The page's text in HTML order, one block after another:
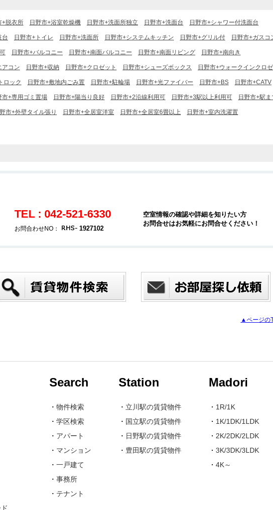
+脱衣所 日野市+浴室乾燥機 日野市+洗面所独立 日野市+洗面台 日野市+シャワー付洗面台
台 日野市+トイレ 日野市+洗面所 日野市+システムキッチン 日野市+グリル付 日野市+ガスコ
日野市+バルコニー 日野市+南面バルコニー 日野市+南面リビング 日野市+南向き
アコン 日野市+収納 日野市+クロゼット 日野市+シューズボックス 日野市+ウォークインクロ
ロック 日野市+敷地内ごみ置 日野市+駐輪場 日野市+光ファイバー 日野市+BS 日野市+CATV
市+専用ゴミ置場 日野市+陽当り良好 日野市+2沿線利用可 日野市+3駅以上利用可 日野市+駅ま
市+外壁タイル張り 日野市+全居室洋室 日野市+全居室6畳以上 日野市+室内洗濯置
TEL : 042-521-6330
お問合わせNO： 1927102
空室情報の確認や詳細を知りたい方
お問合せはお気軽にお問合せください！
▲ページの
Search
・ 物件検索
・ 学区検索
・ アパート
・ マンション
・ 一戸建て
・ 事務所
・ テナント
Station
・ 立川駅の賃貸物件
・ 国立駅の賃貸物件
・ 日野駅の賃貸物件
・ 豊田駅の賃貸物件
Madori
・ 1R/1K
・ 1K/1DK/1LDK
・ 2K/2DK/2LDK
・ 3K/3DK/3LDK
・ 4K～